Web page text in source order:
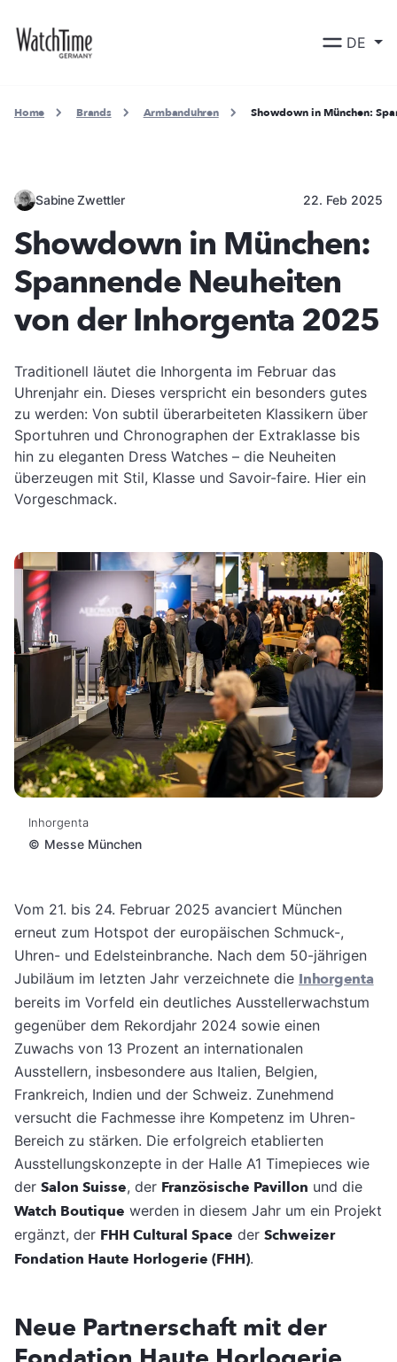
DE
Home Brands Armbanduhren Showdown in München:
Sabine Zwettler 22. Feb 2025
Showdown in München:
Spannende Neuheiten
von der Inhorgenta 2025
Traditionell läutet die Inhorgenta im Februar das
Uhrenjahr ein. Dieses verspricht ein besonders gutes
zu werden: Von subtil überarbeiteten Klassikern über
Sportuhren und Chronographen der Extraklasse bis
hin zu eleganten Dress Watches – die Neuheiten
überzeugen mit Stil, Klasse und Savoir-faire. Hier ein
Vorgeschmack.
Inhorgenta
© Messe München
Vom 21. bis 24. Februar 2025 avanciert München
erneut zum Hotspot der europäischen Schmuck-,
Uhren- und Edelsteinbranche. Nach dem 50-jährigen
Jubiläum im letzten Jahr verzeichnete die Inhorgenta
bereits im Vorfeld ein deutliches Ausstellerwachstum
gegenüber dem Rekordjahr 2024 sowie einen
Zuwachs von 13 Prozent an internationalen
Ausstellern, insbesondere aus Italien, Belgien,
Frankreich, Indien und der Schweiz. Zunehmend
versucht die Fachmesse ihre Kompetenz im Uhren-
Bereich zu stärken. Die erfolgreich etablierten
Ausstellungskonzepte in der Halle A1 Timepieces wie
der Salon Suisse, der Französische Pavillon und die
Watch Boutique werden in diesem Jahr um ein Projekt
ergänzt, der FHH Cultural Space der Schweizer
Fondation Haute Horlogerie (FHH).
Neue Partnerschaft mit der